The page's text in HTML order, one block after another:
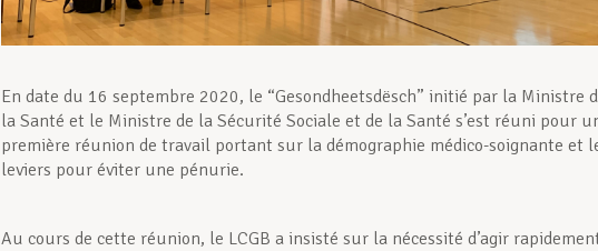
En date du 16 septembre 2020, le “Gesondheetsdësch” initié par la Ministre
la Santé et le Ministre de la Sécurité Sociale et de la Santé s’est réuni pour
première réunion de travail portant sur la démographie médico-soignante et
leviers pour éviter une pénurie.
Au cours de cette réunion, le LCGB a insisté sur la nécessité d’agir